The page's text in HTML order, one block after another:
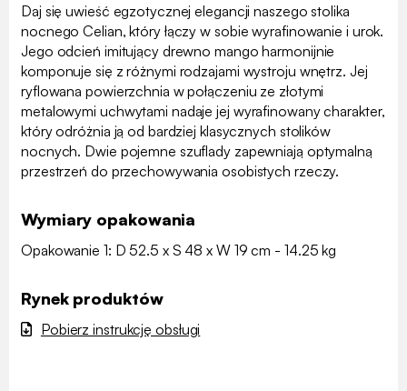
Daj się uwieść egzotycznej elegancji naszego stolika
nocnego Celian, który łączy w sobie wyrafinowanie i urok.
Jego odcień imitujący drewno mango harmonijnie
komponuje się z różnymi rodzajami wystroju wnętrz. Jej
ryflowana powierzchnia w połączeniu ze złotymi
metalowymi uchwytami nadaje jej wyrafinowany charakter,
który odróżnia ją od bardziej klasycznych stolików
nocnych. Dwie pojemne szuflady zapewniają optymalną
przestrzeń do przechowywania osobistych rzeczy.
Wymiary opakowania
Opakowanie 1: D 52.5 x S 48 x W 19 cm - 14.25 kg
Rynek produktów
Pobierz instrukcję obsługi